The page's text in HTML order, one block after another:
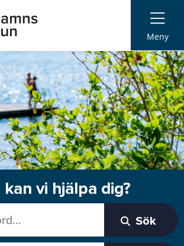
Meny
vi hjälpa dig?
Sök